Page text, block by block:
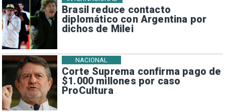
Brasil reduce contacto
diplomático con Argentina por
dichos de Milei
Corte Suprema confirma pago de
$1.000 millones por caso
ProCultura
NACIONAL